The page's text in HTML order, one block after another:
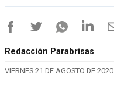
Redacción Parabrisas
VIERNES 21 DE AGOSTO DE 2020